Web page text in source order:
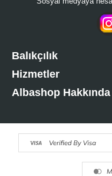
Balıkçılık
Hizmetler
Albashop Hakkında